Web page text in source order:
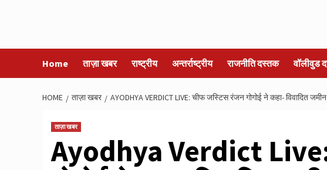
Home ताज़ा खबर राष्ट्रीय अन्तर्राष्ट्रीय राजनीति दस्तक वॉलीवुड
HOME ताज़ा खबर AYODHYA VERDICT LIVE: चीफ जस्‍टिस रंजन गोगोई ने कहा- विवादित
ताज़ा खबर
Ayodhya Verdict